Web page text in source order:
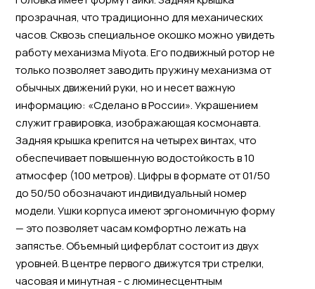
прозрачная, что традиционно для механических
часов. Сквозь специальное окошко можно увидеть
работу механизма Miyota. Его подвижный ротор не
только позволяет заводить пружину механизма от
обычных движений руки, но и несет важную
информацию: «Сделано в России». Украшением
служит гравировка, изображающая космонавта.
Задняя крышка крепится на четырех винтах, что
обеспечивает повышенную водостойкость в 10
атмосфер (100 метров). Цифры в формате от 01/50
до 50/50 обозначают индивидуальный номер
модели. Ушки корпуса имеют эргономичную форму
— это позволяет часам комфортно лежать на
запястье. Объемный циферблат состоит из двух
уровней. В центре первого движутся три стрелки,
часовая и минутная - с люминесцентным